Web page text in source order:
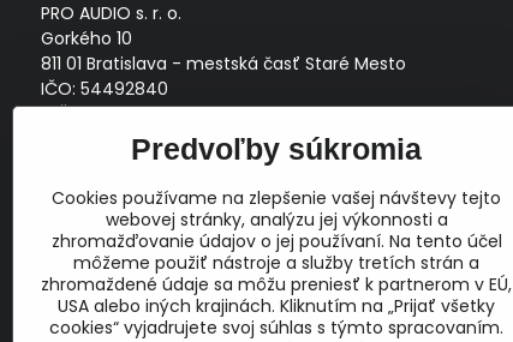
PRO AUDIO s. r. o.
Gorkého 10
811 01 Bratislava - mestská časť Staré Mesto
IČO: 54492840
DIČ: 2121704145
IČ DPH: SK2121704145
I, Oddiel Sro, Vložka č. 163349/B
Prevádzková doba: pracovné dni10:00 - 14:00
E-mail:
obchod@proaudio.sk
Bankové spojenie:
Predvoľby súkromia
Cookies používame na zlepšenie vašej návštevy tejto
webovej stránky, analýzu jej výkonnosti a
zhromažďovanie údajov o jej používaní. Na tento účel
môžeme použiť nástroje a služby tretích strán a
zhromaždené údaje sa môžu preniesť k partnerom v EÚ,
USA alebo iných krajinách. Kliknutím na „Prijať všetky
cookies“ vyjadrujete svoj súhlas s týmto spracovaním.